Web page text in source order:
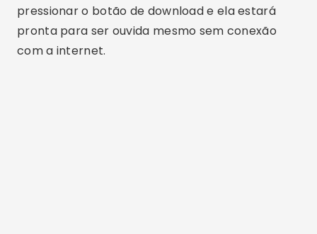
pressionar o botão de download e ela estará
pronta para ser ouvida mesmo sem conexão
com a internet.